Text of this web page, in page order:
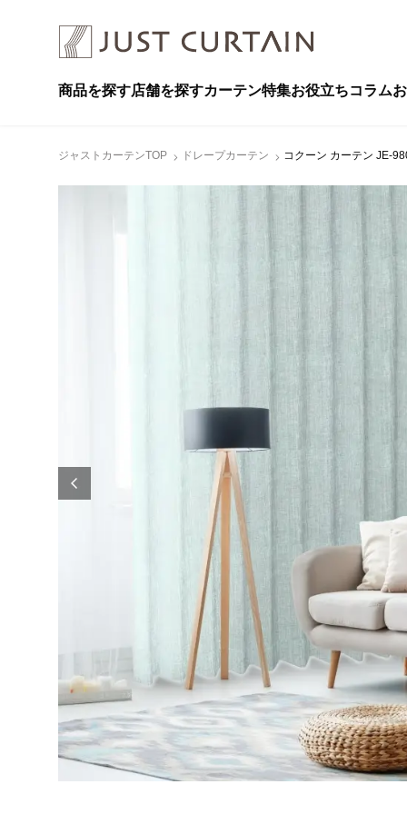
商品を探す店舗を探すカーテン特集お役立ちコラム
ジャストカーテンTOP ドレープカーテン コクーン カーテン JE-